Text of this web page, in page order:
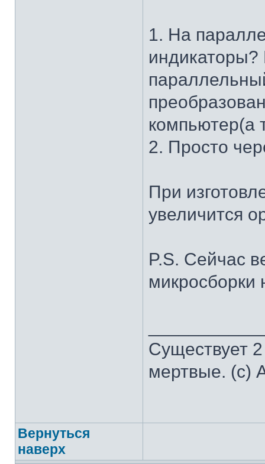
1. На
компьютер(а
2. Просто
При
увеличится
P.S. Сейчас
микросборки
Существует
мертвые. (с)
Вернуться
наверх